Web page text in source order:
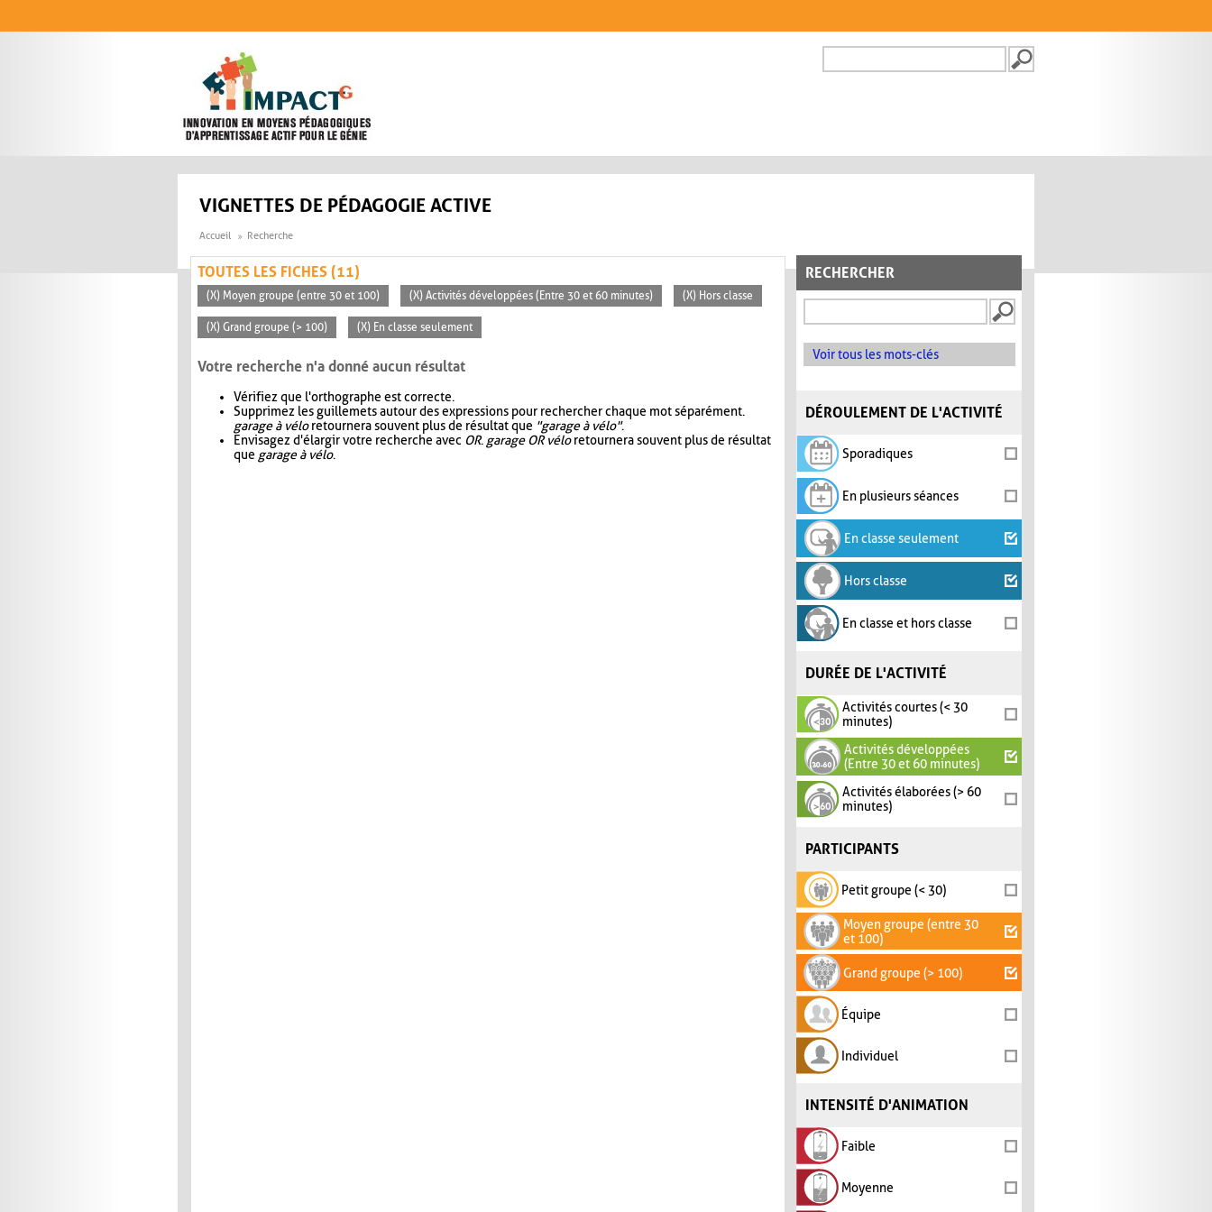
FORMULAIRE DE
VIGNETTES DE PÉDAGOGIE ACTIVE
Accueil Recherche
RECHERCHER
Voir tous les mots-clés
DÉROULEMENT DE L'ACTIVITÉ
Sporadiques
En plusieurs séances
En classe seulement
Hors classe
En classe et hors classe
DURÉE DE L'ACTIVITÉ
Activités courtes (< 30
minutes)
Activités développées
(Entre 30 et 60 minutes)
Activités élaborées (> 60
minutes)
PARTICIPANTS
Petit groupe (< 30)
Moyen groupe (entre 30
et 100)
Grand groupe (> 100)
Équipe
Individuel
INTENSITÉ D'ANIMATION
Faible
Moyenne
TOUTES LES FICHES (11)
(X) Moyen groupe (entre 30 et 100) (X) Activités développées (Entre 30 et 60 minutes) (X) Hors classe
(X) Grand groupe (> 100) (X) En classe seulement
Votre recherche n'a donné aucun résultat
Vérifiez que l'orthographe est correcte.
Supprimez les guillemets autour des expressions pour rechercher chaque mot séparément.
garage à véloretournera souvent plus de résultat que "garage à vélo".
Envisagez d'élargir votre recherche avec OR. garage OR véloretournera souvent plus de résultat
que garage à vélo.